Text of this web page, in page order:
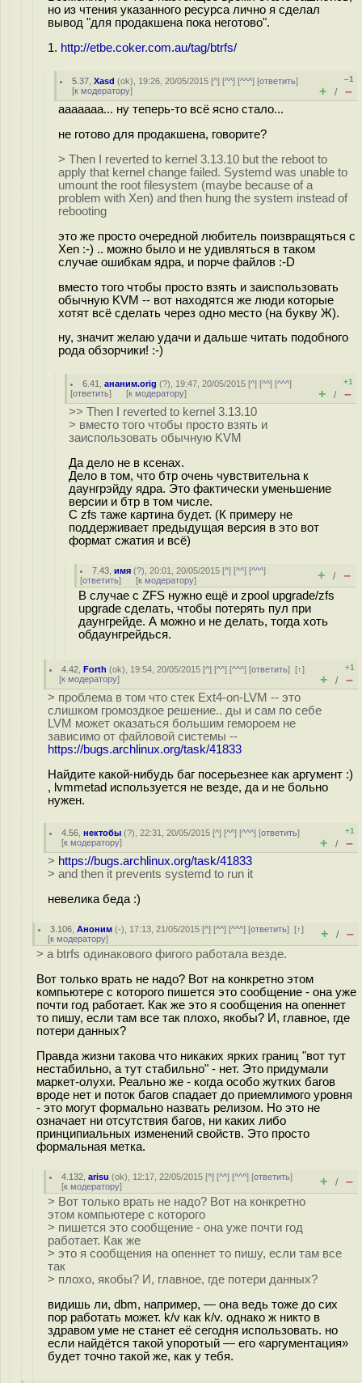
но из чтения указанного ресурса лично я сделал
вывод "для продакшена пока неготово".
1. http://etbe.coker.com.au/tag/btrfs/
5.37 ,Xasd (ok), 19:26, 20/05/2015 [^] [^^] [^^^] [ответить]
[к модератору]
–1
+ / –
ааааааа... ну теперь-то всё ясно стало...
не готово для продакшена, говорите?
> Then I reverted to kernel 3.13.10 but the reboot to
apply that kernel change failed. Systemd was unable to
umount the root filesystem (maybe because of a
problem with Xen) and then hung the system instead of
rebooting
это же просто очередной любитель поизвращяться с
Xen :-) .. можно было и не удивляться в таком
случае ошибкам ядра, и порче файлов :-D
вместо того чтобы просто взять и заиспользовать
обычную KVM -- вот находятся же люди которые
хотят всё сделать через одно место (на букву Ж).
ну, значит желаю удачи и дальше читать подобного
рода обзорчики! :-)
6.41 ,ананим.orig (?), 19:47, 20/05/2015 [^] [^^] [^^^]
[ответить] [к модератору]
+1
+ / –
>> Then I reverted to kernel 3.13.10
> вместо того чтобы просто взять и
заиспользовать обычную KVM
Да дело не в ксенах.
Дело в том, что бтр очень чувствительна к
даунгрэйду ядра. Это фактически уменьшение
версии и бтр в том числе.
С zfs таже картина будет. (К примеру не
поддерживает предыдущая версия в это вот
формат сжатия и всё)
7.43 ,имя (?), 20:01, 20/05/2015 [^] [^^] [^^^]
[ответить] [к модератору] + / –
В случае с ZFS нужно ещё и zpool upgrade/zfs
upgrade сделать, чтобы потерять пул при
даунгрейде. А можно и не делать, тогда хоть
обдаунгрейдься.
4.42 ,Forth (ok), 19:54, 20/05/2015 [^] [^^] [^^^] [ответить][↑]
[к модератору]
+1
+ / –
> проблема в том что стек Ext4-on-LVM -- это
слишком громоздкое решение.. ды и сам по себе
LVM может оказаться большим гемороем не
зависимо от файловой системы --
https://bugs.archlinux.org/task/41833
Найдите какой-нибудь баг посерьезнее как аргумент :)
, lvmmetad используется не везде, да и не больно
нужен.
4.56 ,нектобы (?), 22:31, 20/05/2015 [^] [^^] [^^^] [ответить]
[к модератору]
+1
+ / –
> https://bugs.archlinux.org/task/41833
> and then it prevents systemd to run it
невелика беда :)
3.106 ,Аноним (-), 17:13, 21/05/2015 [^] [^^] [^^^] [ответить][↑]
[к модератору] + / –
> а btrfs одинакового фигого работала везде.
Вот только врать не надо? Вот на конкретно этом
компьютере с которого пишется это сообщение - она уже
почти год работает. Как же это я сообщения на опеннет
то пишу, если там все так плохо, якобы? И, главное, где
потери данных?
Правда жизни такова что никаких ярких границ "вот тут
нестабильно, а тут стабильно" - нет. Это придумали
маркет-олухи. Реально же - когда особо жутких багов
вроде нет и поток багов спадает до приемлимого уровня
- это могут формально назвать релизом. Но это не
означает ни отсутствия багов, ни каких либо
принципиальных изменений свойств. Это просто
формальная метка.
4.132 ,arisu (ok), 12:17, 22/05/2015 [^] [^^] [^^^] [ответить]
[к модератору] + / –
> Вот только врать не надо? Вот на конкретно
этом компьютере с которого
> пишется это сообщение - она уже почти год
работает. Как же
> это я сообщения на опеннет то пишу, если там все
так
> плохо, якобы? И, главное, где потери данных?
видишь ли, dbm, например, — она ведь тоже до сих
пор работать может. k/v как k/v. однако ж никто в
здравом уме не станет её сегодня использовать. но
если найдётся такой упоротый — его «аргументация»
будет точно такой же, как у тебя.